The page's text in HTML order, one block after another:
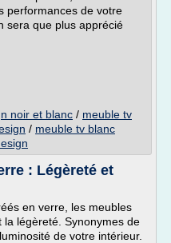
performances de votre
sera que plus apprécié
noir et blanc / meuble tv
/ meuble tv blanc
: Légèreté et
en verre, les meubles
légèreté. Synonymes de
de votre intérieur.